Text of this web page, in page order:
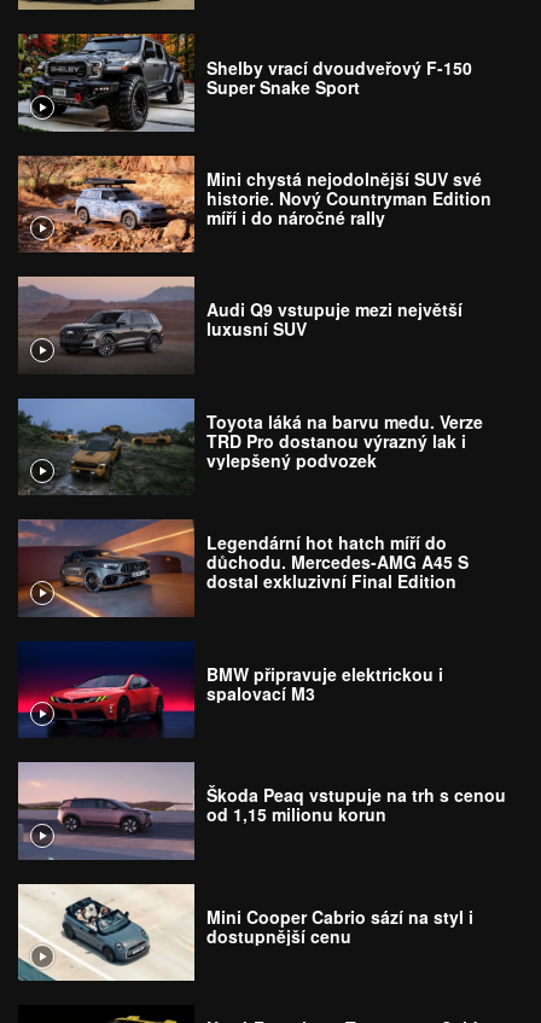
Shelby vrací dvoudveřový F-150
Super Snake Sport
Mini chystá nejodolnější SUV své
historie. Nový Countryman Edition
míří i do náročné rally
Audi Q9 vstupuje mezi největší
luxusní SUV
Toyota láká na barvu medu. Verze
TRD Pro dostanou výrazný lak i
vylepšený podvozek
Legendární hot hatch míří do
důchodu. Mercedes-AMG A45 S
dostal exkluzivní Final Edition
BMW připravuje elektrickou i
spalovací M3
Škoda Peaq vstupuje na trh s cenou
od 1,15 milionu korun
Mini Cooper Cabrio sází na styl i
dostupnější cenu